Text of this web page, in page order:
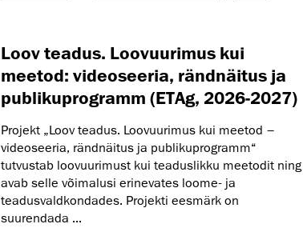
Loov teadus. Loovuurimus kui
meetod: videoseeria, rändnäitus ja
publikuprogramm (ETAg, 2026-2027)
Projekt „Loov teadus. Loovuurimus kui meetod –
videoseeria, rändnäitus ja publikuprogramm“
tutvustab loovuurimust kui teaduslikku meetodit ning
avab selle võimalusi erinevates loome- ja
teadusvaldkondades. Projekti eesmärk on
suurendada ...